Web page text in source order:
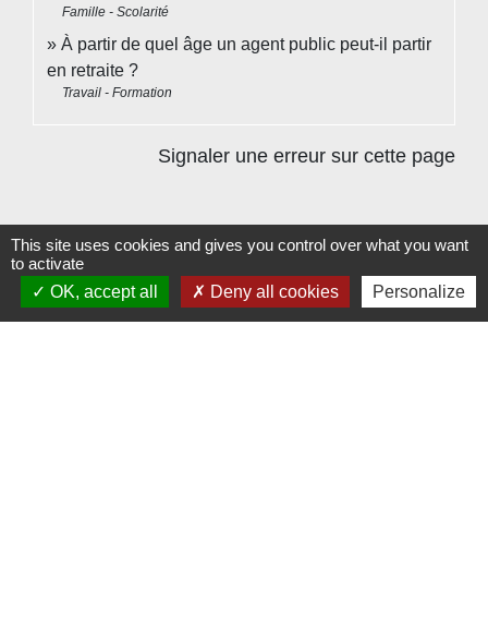
Famille - Scolarité
À partir de quel âge un agent public peut-il partir
en retraite ?
Travail - Formation
Signaler une erreur sur cette page
Contacts
This site uses cookies and gives you control over what you want
to activate
OK, accept all
Deny all cookies Personalize